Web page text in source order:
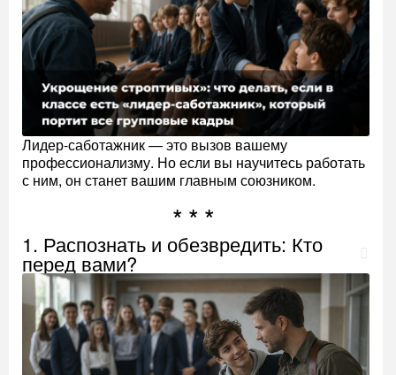
Лидер-саботажник — это вызов вашему
профессионализму. Но если вы научитесь работать
с ним, он станет вашим главным союзником.
1. Распознать и обезвредить: Кто
перед вами?